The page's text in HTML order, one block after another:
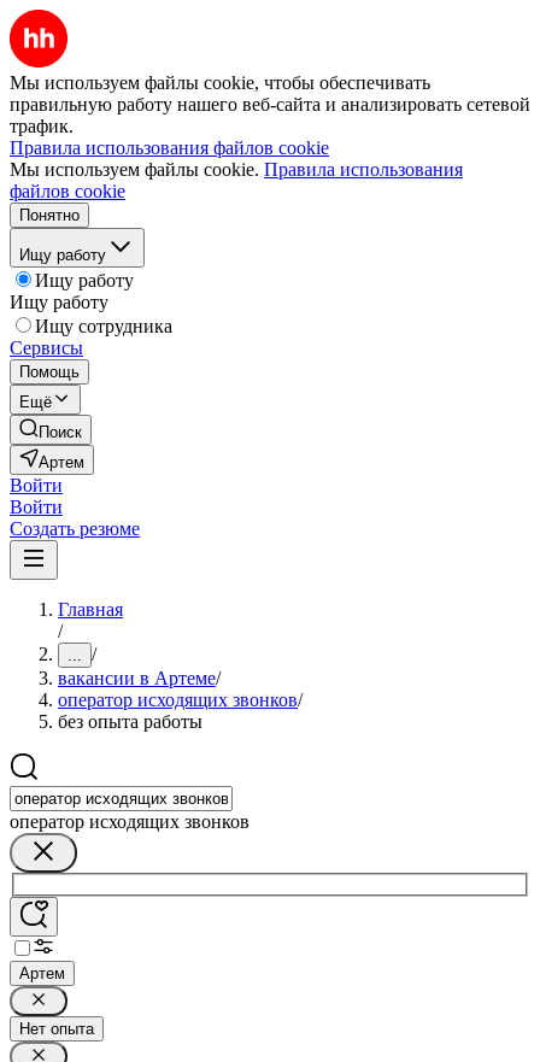
Мы используем файлы cookie, чтобы обеспечивать
правильную работу нашего веб-сайта и анализировать сетевой
трафик.
Правила использования файлов cookie
Мы используем файлы cookie. Правила использования
файлов cookie
Понятно
Ищу работу
Ищу работу
Ищу работу
Ищу сотрудника
Сервисы
Помощь
Ещё
Поиск
Артем
Войти
Войти
Создать резюме
Главная
/
... /
вакансии в Артеме/
оператор исходящих звонков/
без опыта работы
оператор исходящих звонков
Артем
Нет опыта